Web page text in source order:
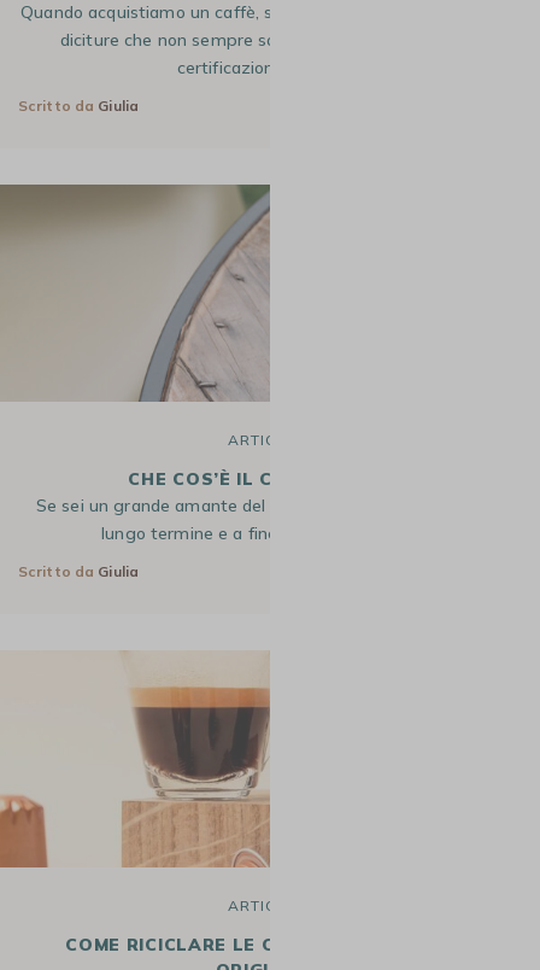
Quando acquistiamo un caffè, spesso troviamo simboli, loghi e
diciture che non sempre sono chiari. Comprendere le
certificazioni del caffè…
Scritto da Giulia
ARTICOLO
CHE COS’È IL CAFFÈ D’ORZO?
Se sei un grande amante del caffè, ma temi i suoi effetti a
lungo termine e a fine giornata, abbiamo…
Scritto da Giulia
ARTICOLO
COME RICICLARE LE CAPSULE NESPRESSO